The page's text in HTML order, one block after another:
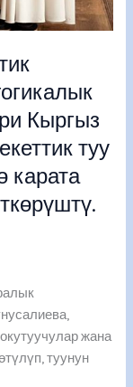
Кыргыз
туу
карата
жана
туунун